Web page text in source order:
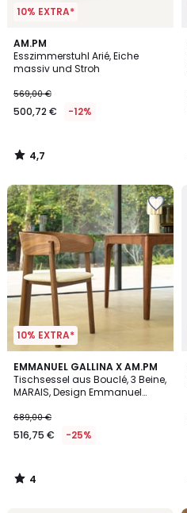
10% EXTRA*
AM.PM
Esszimmerstuhl Arié, Eiche
massiv und Stroh
569,00 €
500,72 € -12%
4,7
/ 5
4,7
/
10% EXTRA*
EMMANUEL GALLINA X AM.PM
Tischsessel aus Bouclé, 3 Beine,
MARAIS, Design Emmanuel
689,00 €
516,75 € -25%
4
/
5
4
/